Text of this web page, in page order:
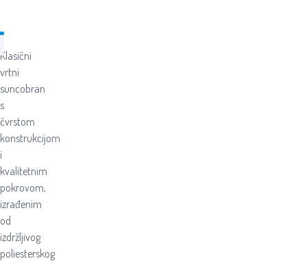
Klasični
vrtni
suncobran
s
čvrstom
konstrukcijom
i
kvalitetnim
pokrovom,
izrađenim
od
izdržljivog
poliesterskog